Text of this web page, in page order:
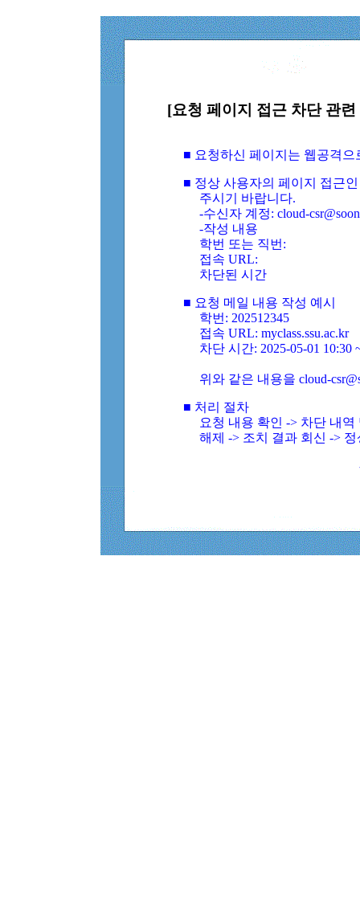
[요청 페이지 접근 차단 관
■ 요청하신 페이지는 웹공격
■ 정상 사용자의 페이지 접근
주시기 바랍니다.
-수신자 계정: cloud-
-작성 내용
학번 또는 직번:
접속 URL:
차단된 시간
■ 요청 메일 내용 작성 예시
학번: 202512345
접속 URL: myclass.ssu.ac.kr
차단 시간: 2025-05-01 10:30
위와 같은 내용을 cloud-
■ 처리 절차
요청 내용 확인 -> 차단 내
해제 -> 조치 결과 회신 ->